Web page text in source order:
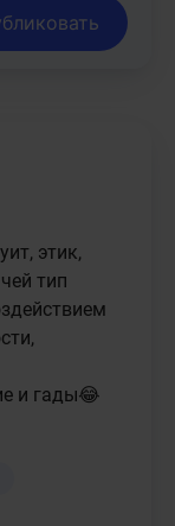
этик,
тип
и гады😂